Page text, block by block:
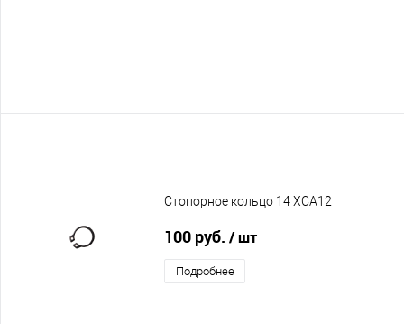
Стопорное кольцо 14 XCA12
100 руб. / шт
Подробнее